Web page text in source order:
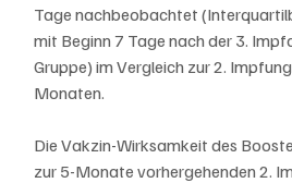
Tage nachbeobachtet
mit Beginn 7 Tage nach der 3.
Gruppe) im Vergleich zur 2.
Monaten.
Die Vakzin-Wirksamkeit des
zur 5-Monate vorhergehenden 2.